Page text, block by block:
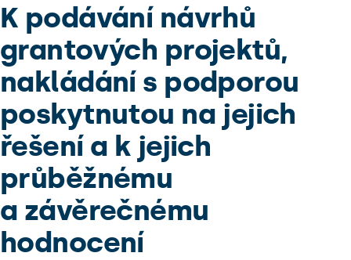
K podávání návrhů
grantových projektů,
nakládání s podporou
poskytnutou na jejich
řešení a k jejich
průběžnému
a závěrečnému
hodnocení